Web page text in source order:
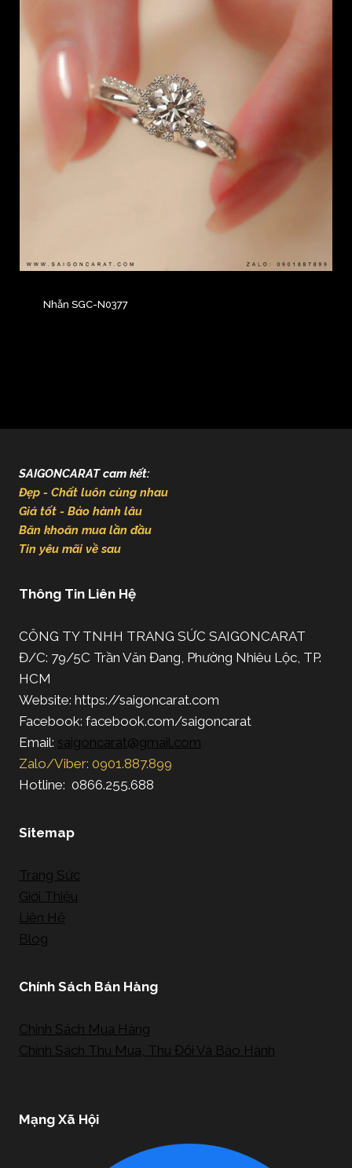
Nhẫn SGC-N0377
SAIGONCARAT cam kết:
Đẹp - Chất luôn cùng nhau
Giá tốt - Bảo hành lâu
Băn khoăn mua lần đầu
Tin yêu mãi về sau
Thông Tin Liên Hệ
CÔNG TY TNHH TRANG SỨC SAIGONCARAT
Đ/C: 79/5C Trần Văn Đang, Phường Nhiêu Lộc, TP.
HCM
Website: https://saigoncarat.com
Facebook: facebook.com/saigoncarat
Email: saigoncarat@gmail.com
Zalo/Viber: 0901.887.899
Hotline: 0866.255.688
Sitemap
Trang Sức
Giới Thiệu
Liên Hệ
Blog
Chính Sách Bán Hàng
Chính Sách Mua Hàng
Chính Sách Thu Mua, Thu Đổi Và Bảo Hành
Mạng Xã Hội